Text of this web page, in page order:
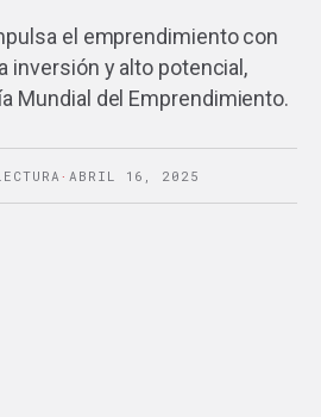
el emprendimiento con
inversión y alto potencial,
Mundial del Emprendimiento.
· ABRIL 16, 2025